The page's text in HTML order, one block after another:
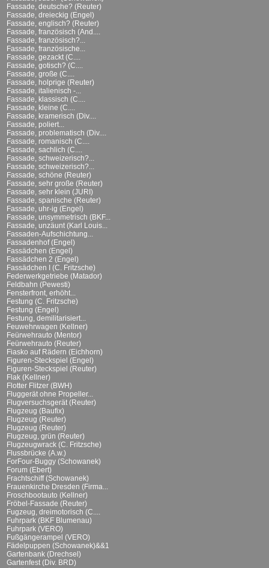
Fassade, deutsche? (Reuter)
Fassade, dreieckig (Engel)
Fassade, englisch? (Reuter)
Fassade, französisch (And....
Fassade, französisch?...
Fassade, französische...
Fassade, gezackt (C....
Fassade, gotisch? (C....
Fassade, große (C....
Fassade, holprige (Reuter)
Fassade, italienisch -...
Fassade, klassisch (C....
Fassade, kleine (C....
Fassade, kramerisch (Div....
Fassade, poliert...
Fassade, problematisch (Div....
Fassade, romanisch (C....
Fassade, sachlich (C....
Fassade, schweizerisch?...
Fassade, schweizerisch?...
Fassade, schöne (Reuter)
Fassade, sehr große (Reuter)
Fassade, sehr klein (JURI)
Fassade, spanische (Reuter)
Fassade, uhr-ig (Engel)
Fassade, unsymmetrisch (BKF...
Fassade, unzäunt (Karl Louis...
Fassaden-Aufschichtung...
Fassadenhof (Engel)
Fassädchen (Engel)
Fassädchen 2 (Engel)
Fassädchen I (C. Fritzsche)
Federwerkgetriebe (Matador)
Feldbahn (Pewesti)
Fensterfront, erhöht...
Festung (C. Fritzsche)
Festung (Engel)
Festung, demilitarisiert...
Feuwehrwagen (Kellner)
Feürwehrauto (Mentor)
Feürwehrauto (Reuter)
Fiasko auf Rädern (Eichhorn)
Figuren-Steckspiel (Engel)
Figuren-Steckspiel (Reuter)
Flak (Kellner)
Flotter Flitzer (BWH)
Fluggerät ohne Propeller...
Flugversuchsgerät (Reuter)
Flugzeug (Baufix)
Flugzeug (Reuter)
Flugzeug (Reuter)
Flugzeug, grün (Reuter)
Flugzeugwrack (C. Fritzsche)
Flussbrücke (A.w.)
ForFour-Buggy (Schowanek)
Forum (Ebert)
Frachtschiff (Schowanek)
Frauenkirche Dresden (Firma...
Froschbootauto (Kellner)
Fröbel-Fassade (Reuter)
Fugzeug, dreimotorisch (C....
Fuhrpark (BKF Blumenau)
Fuhrpark (VERO)
Fußgängerampel (VERO)
Fädelpuppen (Schowanek)&&1
Gartenbank (Drechsel)
Gartenfest (Div. BRD)